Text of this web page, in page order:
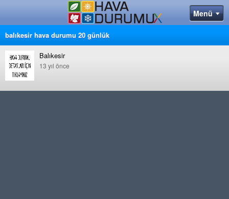
balıkesir hava durumu 20 günlük
Balıkesir
13 yıl önce